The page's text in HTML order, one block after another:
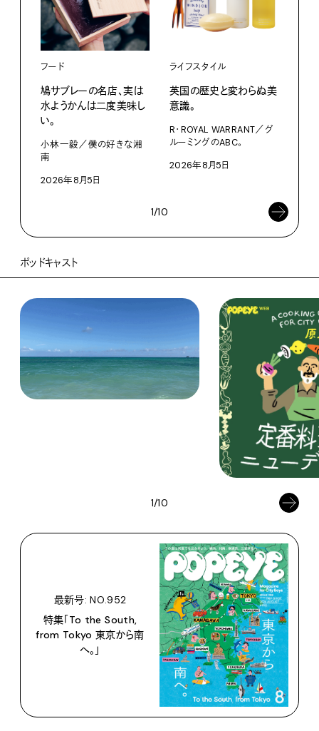
フード
鳩サブレーの名店、実は
水ようかんは二度美味し
い。
小林一毅／僕の好きな湘
南
2026年8月5日
ライフスタイル
英国の歴史と変わらぬ美
意識。
R・ROYAL WARRANT／グ
ルーミングのABC。
2026年8月5日
1/10
ポッドキャスト
1/10
最新号: NO.952
特集「To the South,
from Tokyo 東京から南
へ。」